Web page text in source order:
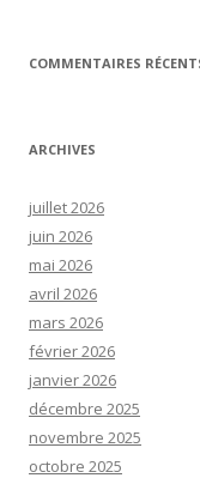
COMMENTAIRES
ARCHIVES
juillet 2026
juin 2026
mai 2026
avril 2026
mars 2026
février 2026
janvier 2026
décembre 2025
novembre 2025
octobre 2025